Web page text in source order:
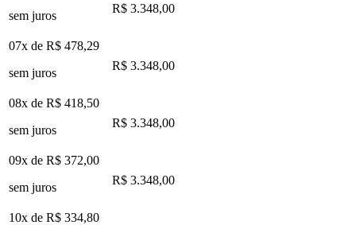
sem juros
R$ 3.348,00
07x de R$ 478,29
sem juros
R$ 3.348,00
08x de R$ 418,50
sem juros
R$ 3.348,00
09x de R$ 372,00
sem juros
R$ 3.348,00
10x de R$ 334,80